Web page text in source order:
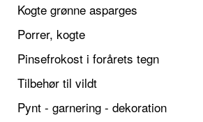
Kogte grønne asparges
Porrer, kogte
Pinsefrokost i forårets tegn
Tilbehør til vildt
Pynt - garnering - dekoration